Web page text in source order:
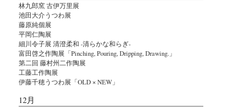
林九郎窯 古伊万里展
池田大介うつわ展
藤原純個展
平岡仁陶展
細川令子展 清澄柔和 -清らかな和らぎ-
富田啓之作陶展「Pinching, Pouring, Dripping, Drawing.」
第二回 藤村州二作陶展
工藤工作陶展
伊藤千穂うつわ展「OLD × NEW」
12月